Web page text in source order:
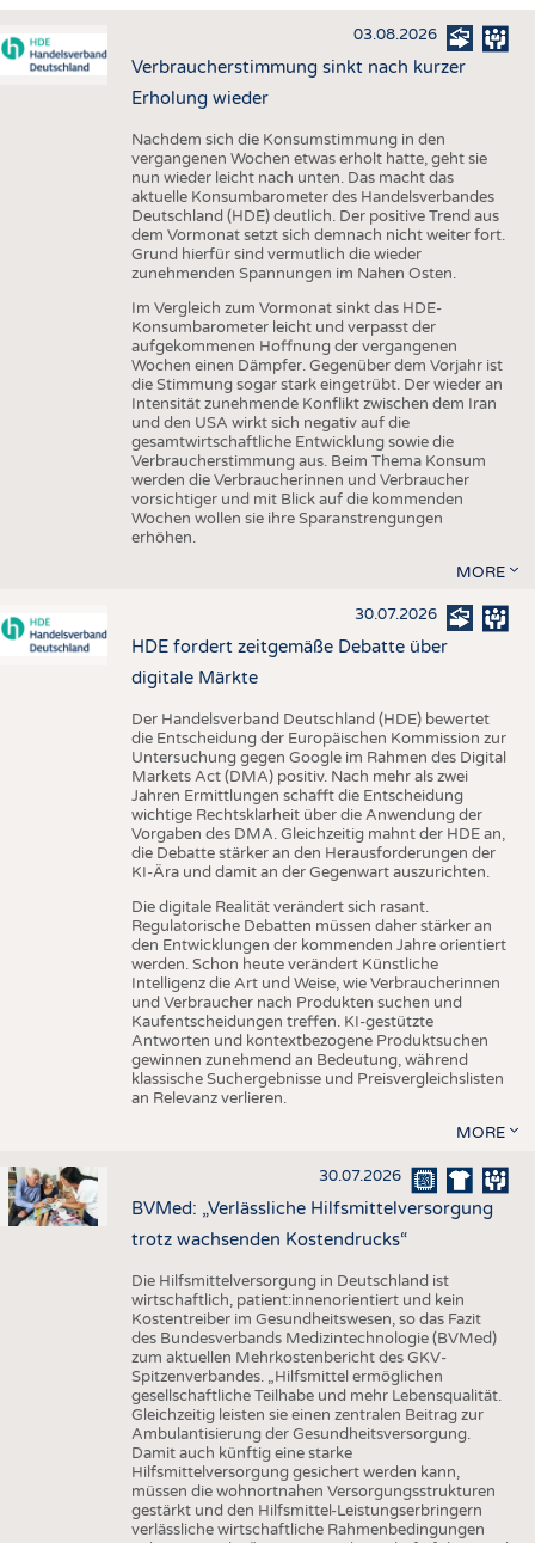
HAUS- UND HEIMTEXTILIEN
BEKLEIDUNG
AUSSCHREIBUNGEN
DTV AUSSCHREIBUNGSDIENST
STATISTICS
ADRESSEN & LINKS
PUBLIKATIONEN
TERMINE
BRANCHENTERMINE
03.08.2026
Verbraucherstimmung sinkt nach kurzer
Erholung wieder
Nachdem sich die Konsumstimmung in den
vergangenen Wochen etwas erholt hatte, geht sie
nun wieder leicht nach unten. Das macht das
aktuelle Konsumbarometer des Handelsverbandes
Deutschland (HDE) deutlich. Der positive Trend aus
dem Vormonat setzt sich demnach nicht weiter fort.
Grund hierfür sind vermutlich die wieder
zunehmenden Spannungen im Nahen Osten.
Im Vergleich zum Vormonat sinkt das HDE-
Konsumbarometer leicht und verpasst der
aufgekommenen Hoffnung der vergangenen
Wochen einen Dämpfer. Gegenüber dem Vorjahr ist
die Stimmung sogar stark eingetrübt. Der wieder an
Intensität zunehmende Konflikt zwischen dem Iran
und den USA wirkt sich negativ auf die
gesamtwirtschaftliche Entwicklung sowie die
Verbraucherstimmung aus. Beim Thema Konsum
werden die Verbraucherinnen und Verbraucher
vorsichtiger und mit Blick auf die kommenden
Wochen wollen sie ihre Sparanstrengungen
erhöhen.
MORE
30.07.2026
HDE fordert zeitgemäße Debatte über
digitale Märkte
Der Handelsverband Deutschland (HDE) bewertet
die Entscheidung der Europäischen Kommission zur
Untersuchung gegen Google im Rahmen des Digital
Markets Act (DMA) positiv. Nach mehr als zwei
Jahren Ermittlungen schafft die Entscheidung
wichtige Rechtsklarheit über die Anwendung der
Vorgaben des DMA. Gleichzeitig mahnt der HDE an,
die Debatte stärker an den Herausforderungen der
KI-Ära und damit an der Gegenwart auszurichten.
Die digitale Realität verändert sich rasant.
Regulatorische Debatten müssen daher stärker an
den Entwicklungen der kommenden Jahre orientiert
werden. Schon heute verändert Künstliche
Intelligenz die Art und Weise, wie Verbraucherinnen
und Verbraucher nach Produkten suchen und
Kaufentscheidungen treffen. KI-gestützte
Antworten und kontextbezogene Produktsuchen
gewinnen zunehmend an Bedeutung, während
klassische Suchergebnisse und Preisvergleichslisten
an Relevanz verlieren.
MORE
30.07.2026
BVMed: „Verlässliche Hilfsmittelversorgung
trotz wachsenden Kostendrucks“
Die Hilfsmittelversorgung in Deutschland ist
wirtschaftlich, patient:innenorientiert und kein
Kostentreiber im Gesundheitswesen, so das Fazit
des Bundesverbands Medizintechnologie (BVMed)
zum aktuellen Mehrkostenbericht des GKV-
Spitzenverbandes. „Hilfsmittel ermöglichen
gesellschaftliche Teilhabe und mehr Lebensqualität.
Gleichzeitig leisten sie einen zentralen Beitrag zur
Ambulantisierung der Gesundheitsversorgung.
Damit auch künftig eine starke
Hilfsmittelversorgung gesichert werden kann,
müssen die wohnortnahen Versorgungsstrukturen
gestärkt und den Hilfsmittel-Leistungserbringern
verlässliche wirtschaftliche Rahmenbedingungen